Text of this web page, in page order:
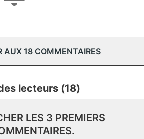
AUX 18 COMMENTAIRES
lecteurs (18)
LES 3 PREMIERS